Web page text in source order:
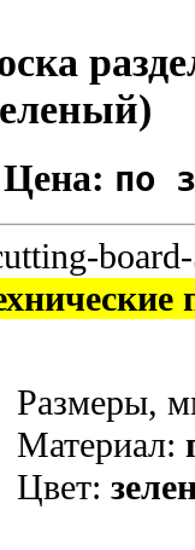
Цена: по
Размеры,
Материал:
Цвет: